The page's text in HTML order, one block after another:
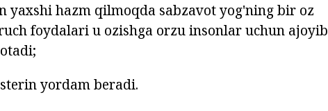
yaxshi hazm qilmoqda sabzavot yog'ning bir oz
foydalari u ozishga orzu insonlar uchun ajoyib
yordam beradi.